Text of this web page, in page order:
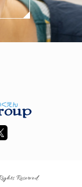
Reserved.